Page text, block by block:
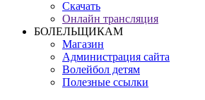
Скачать
Онлайн трансляция
БОЛЕЛЬЩИКАМ
Магазин
Администрация сайта
Волейбол детям
Полезные ссылки